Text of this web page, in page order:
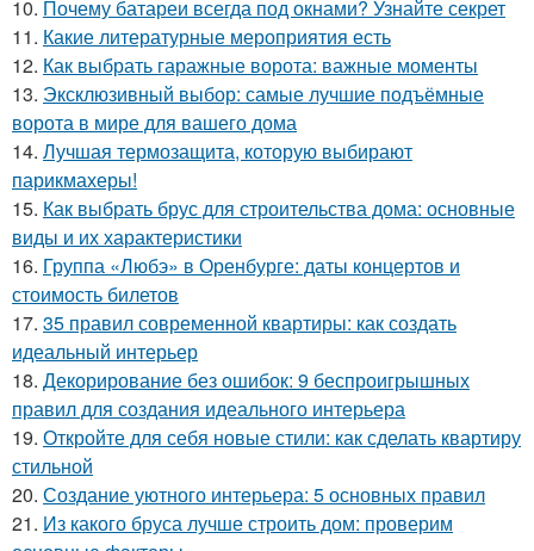
10. Почему батареи всегда под окнами? Узнайте секрет
11. Какие литературные мероприятия есть
12. Как выбрать гаражные ворота: важные моменты
13. Эксклюзивный выбор: самые лучшие подъёмные
ворота в мире для вашего дома
14. Лучшая термозащита, которую выбирают
парикмахеры!
15. Как выбрать брус для строительства дома: основные
виды и их характеристики
16. Группа «Любэ» в Оренбурге: даты концертов и
стоимость билетов
17. 35 правил современной квартиры: как создать
идеальный интерьер
18. Декорирование без ошибок: 9 беспроигрышных
правил для создания идеального интерьера
19. Откройте для себя новые стили: как сделать квартиру
стильной
20. Создание уютного интерьера: 5 основных правил
21. Из какого бруса лучше строить дом: проверим